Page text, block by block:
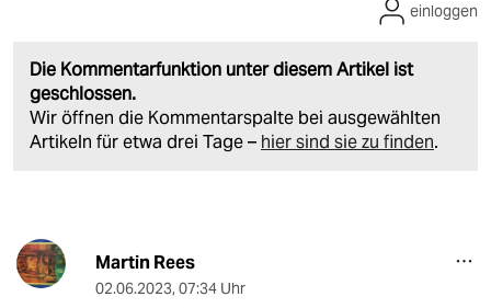
Die Kommentarfunktion unter diesem Artikel ist
geschlossen.
Wir öffnen die Kommentarspalte bei ausgewählten
Artikeln für etwa drei Tage – hier sind sie zu finden.
einloggen
Martin Rees
02.06.2023, 07:34 Uhr